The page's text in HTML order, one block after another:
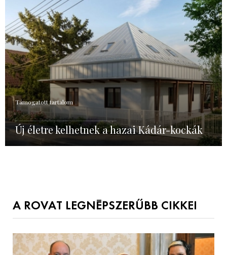
Támogatott tartalom
Új életre kelhetnek a hazai Kádár-kockák
A ROVAT LEGNÉPSZERŰBB CIKKEI